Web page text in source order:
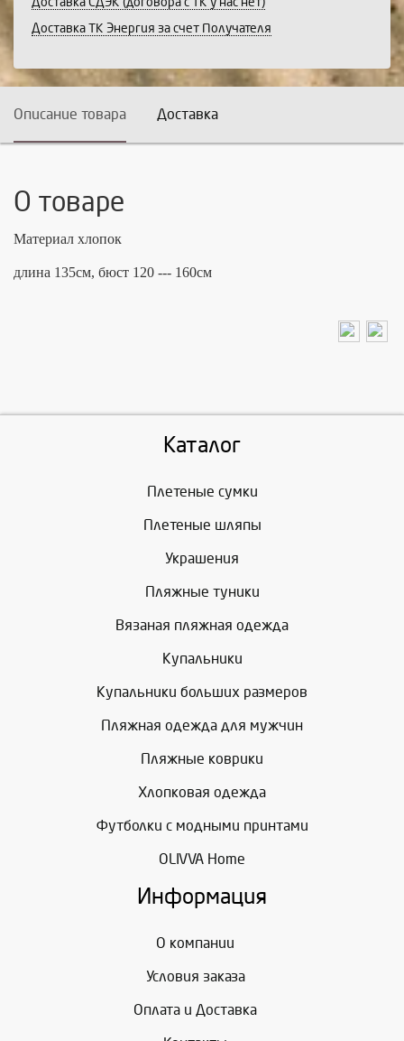
Доставка ТК Энергия за счет Получателя
Описание товара Доставка
О товаре
Материал хлопок
длина 135см, бюст 120 --- 160см
Каталог
Плетеные сумки
Плетеные шляпы
Украшения
Пляжные туники
Вязаная пляжная одежда
Купальники
Купальники больших размеров
Пляжная одежда для мужчин
Пляжные коврики
Хлопковая одежда
Футболки с модными принтами
OLIVVA Home
Информация
О компании
Условия заказа
Оплата и Доставка